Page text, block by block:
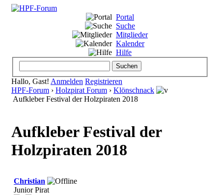
Portal
Suche
Mitglieder
Kalender
Hilfe
Hallo, Gast! Anmelden Registrieren
HPF-Forum › Holzpirat Forum › Klönschnack
Aufkleber Festival der Holzpiraten 2018
Aufkleber Festival der
Holzpiraten 2018
Christian
Junior Pirat